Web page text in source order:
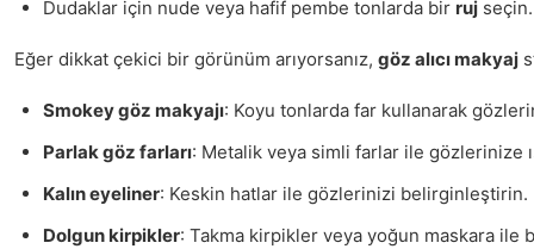
Dudaklar için nude veya hafif pembe tonlarda bir ruj seçin.
Eğer dikkat çekici bir görünüm arıyorsanız, göz alıcı makyaj
Smokey göz makyajı: Koyu tonlarda far kullanarak
Parlak göz farları: Metalik veya simli farlar ile gözlerinize
Kalın eyeliner: Keskin hatlar ile gözlerinizi belirginleştirin.
Dolgun kirpikler: Takma kirpikler veya yoğun maskara ile